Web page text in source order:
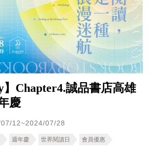
】Chapter4.誠品書店高雄
慶
12~2024/07/28
週年慶 世界閱讀日 會員優惠